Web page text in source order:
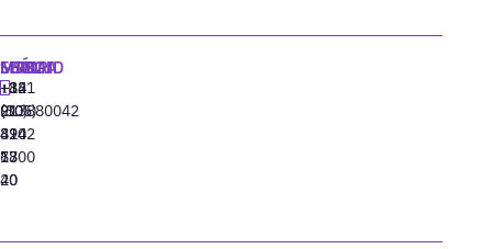
MADRID
+34
91
310
77
40
MIAMI
+1
(305)
424
13
20
SEÚL
+82
(10)
8942
6800
LISBOA
‪+351
213880042